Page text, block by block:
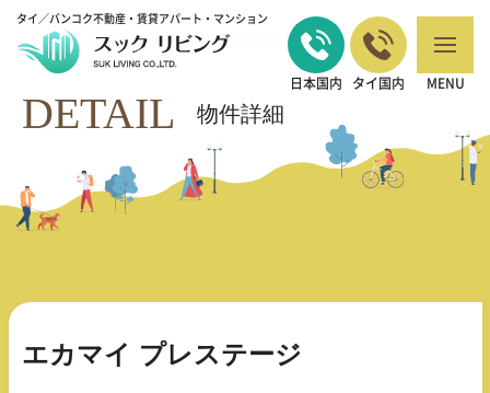
タイ／バンコク不動産・賃貸アパート・マンション
日本国内 タイ国内 MENU
バンコクの不動産・賃貸 TOP >営業本部長の熱血レビュー>エカマイ プレ
ステージ
DETAIL 物件詳細
エカマイ プレステージ